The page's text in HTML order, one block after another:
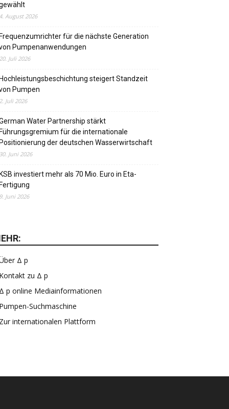
August 2026
für die nächste Generation
Pumpenanwendungen
Juli 2026
steigert Standzeit
Pumpen
Juli 2026
Water Partnership stärkt
für die internationale
der deutschen Wasserwirtschaft
Juni 2026
investiert mehr als 70 Mio. Euro in Eta-
Juni 2026
Δ p
zu Δ p
p online Mediainformationen
Suchmaschine
internationalen Plattform